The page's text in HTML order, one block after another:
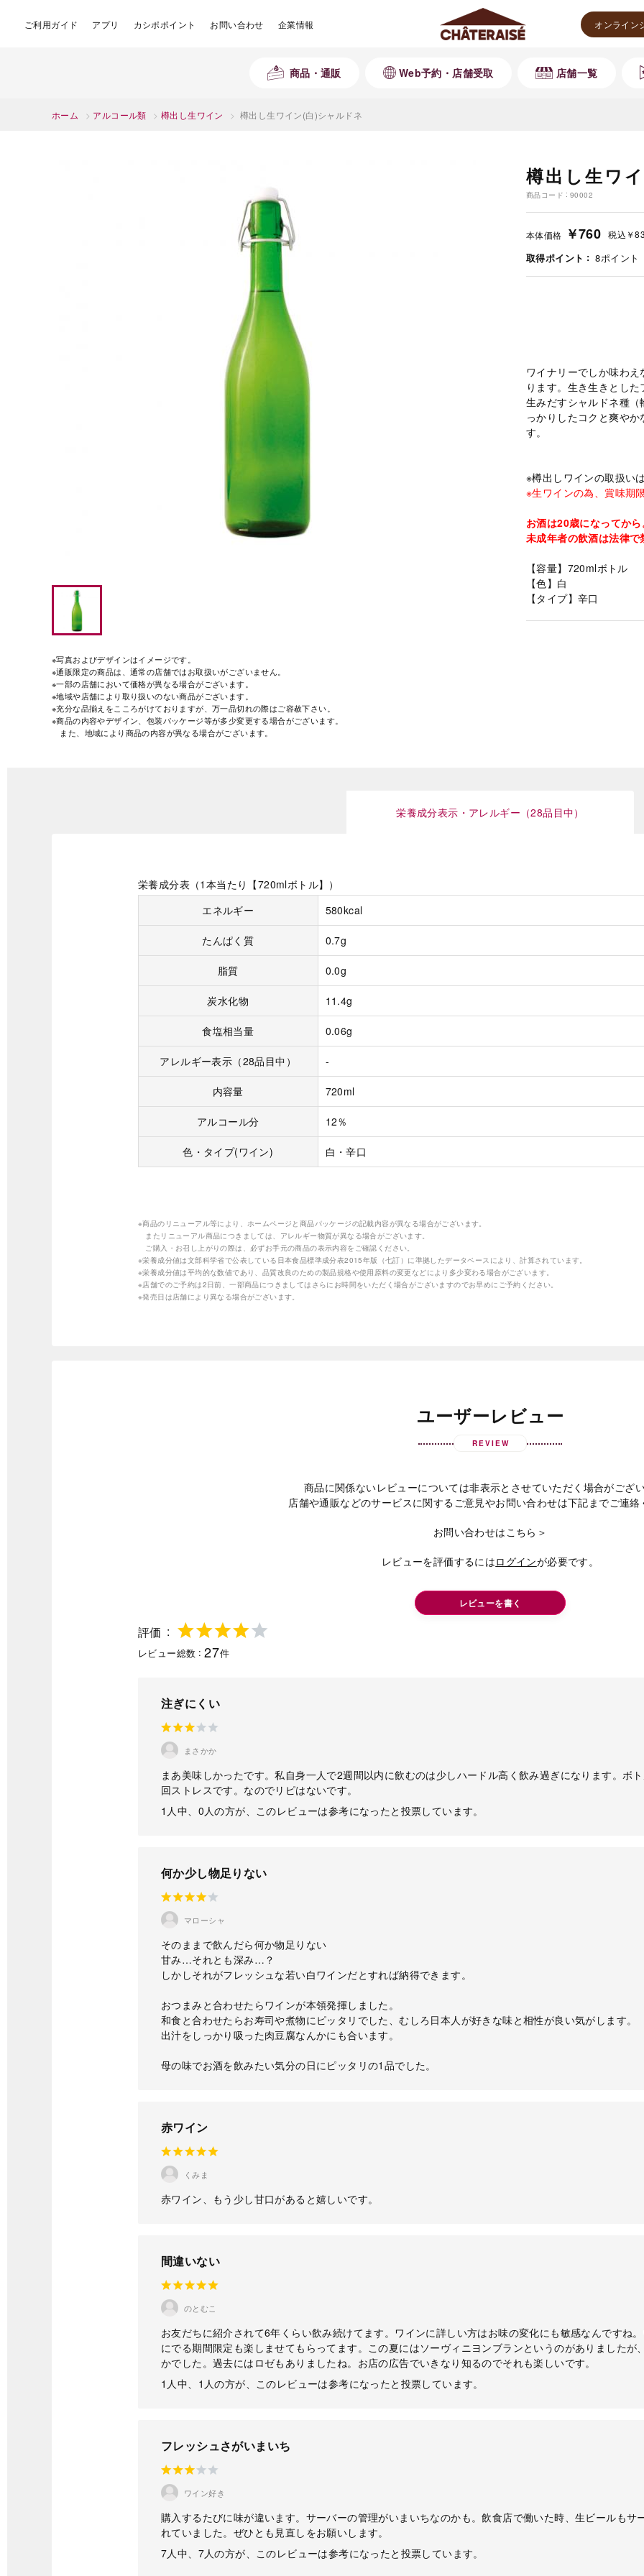
ご利用ガイド アプリ カシポポイント お問い合わせ 企業情報 オンライン
商品・通販 Web予約・店舗受取 店舗一覧
ホーム > アルコール類 >樽出し生ワイン > 樽出し生ワイン(白)シャルドネ
※写真およびデザインはイメージです。
※通販限定の商品は、通常の店舗ではお取扱いがございません。
※一部の店舗において価格が異なる場合がございます。
※地域や店舗により取り扱いのない商品がございます。
※充分な品揃えをこころがけておりますが、万一品切れの際はご容赦下さい。
※商品の内容やデザイン、包装パッケージ等が多少変更する場合がございます。
また、地域により商品の内容が異なる場合がございます。
樽出し生ワ
商品コード 90002
本体価格 ￥760 税込 ￥
取得ポイント 8ポイント
ワイナリーでしか味わ
ります。生き生きとし
生みだすシャルドネ種
っかりしたコクと爽や
す。
※樽出しワインの取扱い
※生ワインの為、賞味期
お酒は20歳になってから
未成年者の飲酒は法律で
【容量】720mlボトル
【色】白
【タイプ】辛口
栄養成分表示・アレルギー（28品目中）
栄養成分表（1本当たり【720mlボトル】）
エネルギー
580kcal
たんぱく質 0.7g
脂質 0.0g
炭水化物 11.4g
食塩相当量 0.06g
アレルギー表示（28品目中） -
内容量 720ml
アルコール分 12％
色・タイプ(ワイン) 白・辛口
※商品のリニューアル等により、ホームページと商品パッケージの記載内容が異なる場合がございます。
またリニューアル商品につきましては、アレルギー物質が異なる場合がございます。
ご購入・お召し上がりの際は、必ずお手元の商品の表示内容をご確認ください。
※栄養成分値は文部科学省で公表している日本食品標準成分表2015年版（七訂）に準拠したデータベースにより、計算されています。
※栄養成分値は平均的な数値であり、品質改良のための製品規格や使用原料の変更などにより多少変わる場合がございます。
※店舗でのご予約は2日前、一部商品につきましてはさらにお時間をいただく場合がございますのでお早めにご予約ください。
※発売日は店舗により異なる場合がございます。
ユーザーレビュー
REVIEW
評価
レビュー総数 27件
商品に関係ないレビューについては非表示とさせていただく場合がござい
店舗や通販などのサービスに関するご意見やお問い合わせは下記までご連絡
お問い合わせはこちら＞
レビューを評価するにはログインが必要です。
レビューを書く
注ぎにくい
まさかか
まあ美味しかったです。私自身一人で2週間以内に飲むのは少しハードル高く飲み過ぎになります。ボ
回ストレスです。なのでリピはないです。
1人中、0人の方が、このレビューは参考になったと投票しています。
何か少し物足りない
マローシャ
そのままで飲んだら何か物足りない
甘み…それとも深み…？
しかしそれがフレッシュな若い白ワインだとすれば納得できます。
おつまみと合わせたらワインが本領発揮しました。
和食と合わせたらお寿司や煮物にピッタリでした、むしろ日本人が好きな味と相性が良い気がします。
出汁をしっかり吸った肉豆腐なんかにも合います。
母の味でお酒を飲みたい気分の日にピッタリの1品でした。
赤ワイン
くみま
赤ワイン、もう少し甘口があると嬉しいです。
間違いない
のとむこ
お友だちに紹介されて6年くらい飲み続けてます。ワインに詳しい方はお味の変化にも敏感なんですね
にでる期間限定も楽しませてもらってます。この夏にはソーヴィニヨンブランというのがありましたが
かでした。過去にはロゼもありましたね。お店の広告でいきなり知るのでそれも楽しいです。
1人中、1人の方が、このレビューは参考になったと投票しています。
フレッシュさがいまいち
ワイン好き
購入するたびに味が違います。サーバーの管理がいまいちなのかも。飲食店で働いた時、生ビールもサ
れていました。ぜひとも見直しをお願いします。
7人中、7人の方が、このレビューは参考になったと投票しています。